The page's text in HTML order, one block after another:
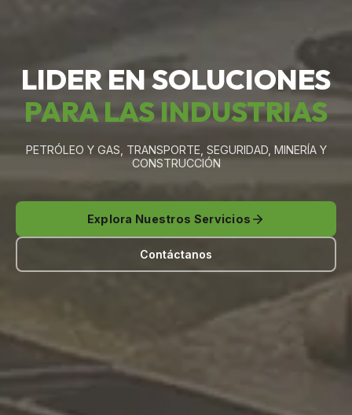
LIDER EN SOLUCIONES
PARA LAS INDUSTRIAS
PETRÓLEO Y GAS, TRANSPORTE, SEGURIDAD, MINERÍA Y
CONSTRUCCIÓN
Explora Nuestros Servicios
Contáctanos